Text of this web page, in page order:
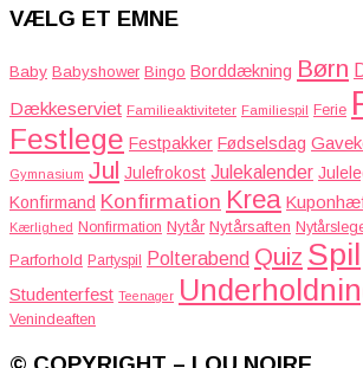
VÆLG ET EMNE
Baby Babyshower Bingo Borddækning Børn
Dækkeserviet Familieaktiviteter Familiespil Ferie
Festlege Festpakker Fødselsdag
Gymnasium Jul Julefrokost Julekalender
Konfirmand Konfirmation Krea
Kærlighed Nonfirmation Nytår Nytårsaften
Parforhold Partyspil Polterabend Quiz Spil
Studenterfest Teenager
Venindeaften